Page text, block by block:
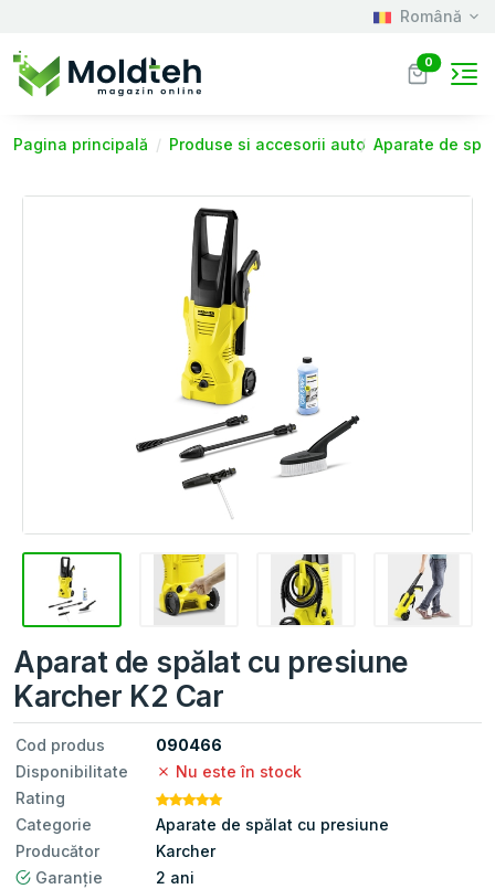
Română
0
Pagina principală Produse si accesorii auto Aparate de
Aparat de spălat cu presiune
Karcher K2 Car
Cod produs
090466
Disponibilitate
Nu este în stock
Rating
Categorie
Aparate de spălat cu presiune
Producător
Karcher
Garanție
2 ani